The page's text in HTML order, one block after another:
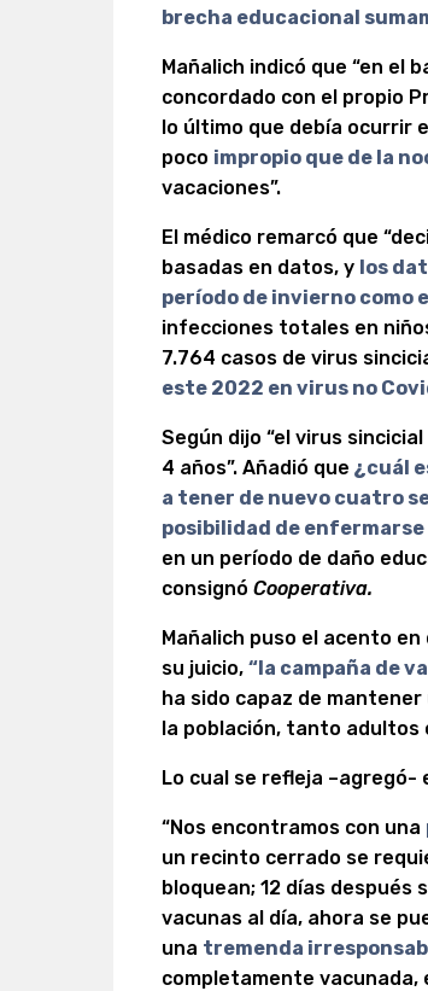
brecha educacional
Mañalich indicó que “en el
concordado con el propio
lo último que debía ocurrir
poco impropio que de la
vacaciones”.
El médico remarcó que
basadas en datos, y los
período de invierno como
infecciones totales en
7.764 casos de virus
este 2022 en virus no
Según dijo “el virus
4 años”. Añadió que ¿cuál
a tener de nuevo cuatro
posibilidad de
en un período de daño
consignóCooperativa.
Mañalich puso el acento
su juicio,“la campaña de
ha sido capaz de
la población, tanto adultos
Lo cual se refleja –agregó-
“Nos encontramos con una
un recinto cerrado se
bloquean; 12 días después
vacunas al día, ahora se
una tremenda
completamente vacunada,